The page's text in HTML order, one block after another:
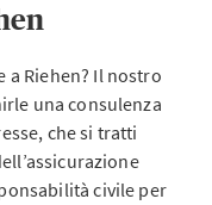
a Riehen? Il nostro
una consulenza
che si tratti
civile per